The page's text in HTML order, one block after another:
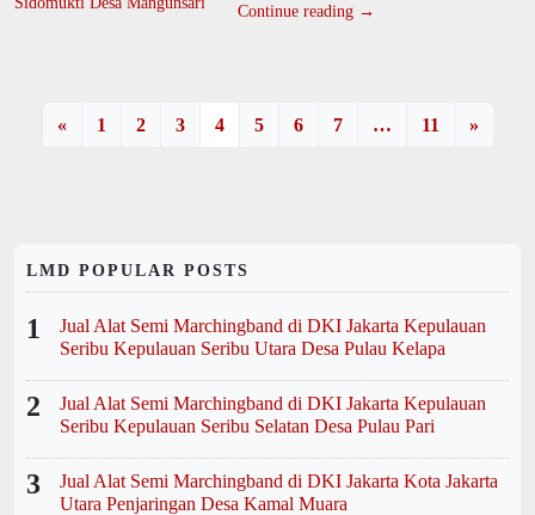
Mangunsari. Kami memproduksi seragam
Continue reading →
« 1 2 3 4 5 6 7 … 11 »
LMD POPULAR POSTS
1
Jual Alat Semi Marchingband di DKI Jakarta Kepulauan
Seribu Kepulauan Seribu Utara Desa Pulau Kelapa
2
Jual Alat Semi Marchingband di DKI Jakarta Kepulauan
Seribu Kepulauan Seribu Selatan Desa Pulau Pari
3
Jual Alat Semi Marchingband di DKI Jakarta Kota Jakarta
Utara Penjaringan Desa Kamal Muara